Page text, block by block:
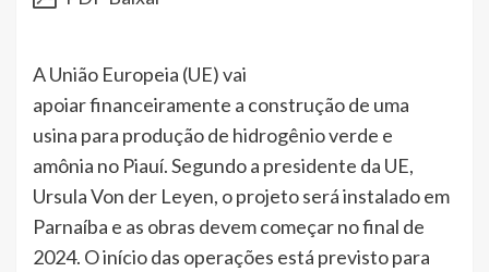
A União Europeia (UE) vai
apoiar financeiramente a construção de uma
usina para produção de hidrogênio verde e
amônia no Piauí. Segundo a presidente da UE,
Ursula Von der Leyen, o projeto será instalado em
Parnaíba e as obras devem começar no final de
2024. O início das operações está previsto para